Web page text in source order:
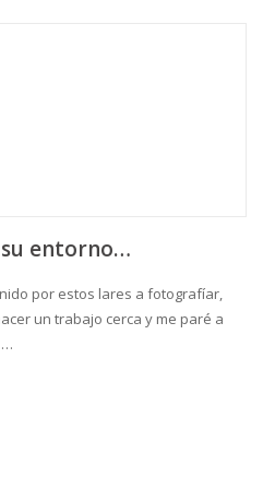
entorno…
por estos lares a fotografíar,
un trabajo cerca y me paré a
…